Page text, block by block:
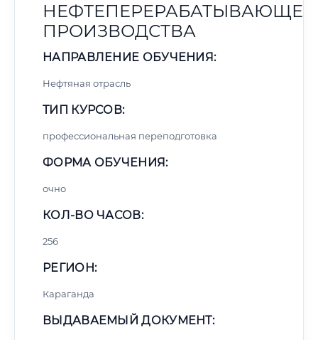
ПРОИЗВОДСТВА
НАПРАВЛЕНИЕ ОБУЧЕНИЯ:
Нефтяная отрасль
ТИП КУРСОВ:
профессиональная переподготовка
ФОРМА ОБУЧЕНИЯ:
очно
КОЛ-ВО ЧАСОВ:
256
РЕГИОН:
Караганда
ВЫДАВАЕМЫЙ ДОКУМЕНТ: